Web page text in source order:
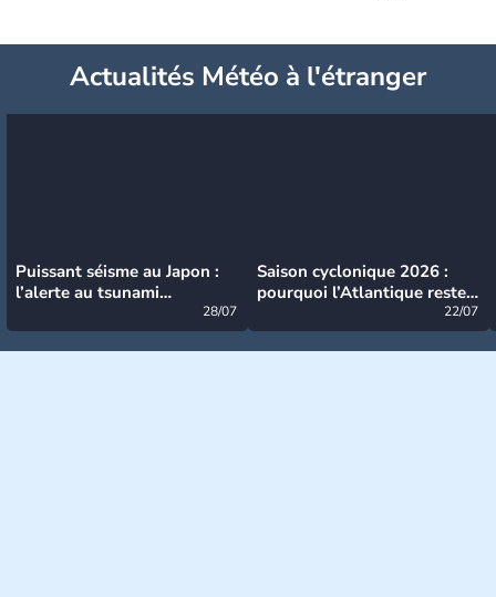
Actualités Météo à l'étranger
Puissant séisme au Japon :
l’alerte au tsunami
28/07
Saison cyclonique 2026 :
pourquoi l’Atlantique reste
22/07